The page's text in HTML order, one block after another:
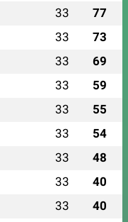
33 77
33 73
33 69
33 59
33 55
33 54
33 48
33 40
33 40